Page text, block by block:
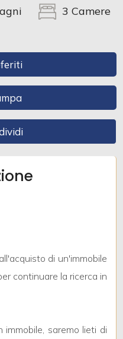
3 Camere
Cod. 284
Cod. 284
di un'immobile
continuare la ricerca in
immobile, saremo lieti di